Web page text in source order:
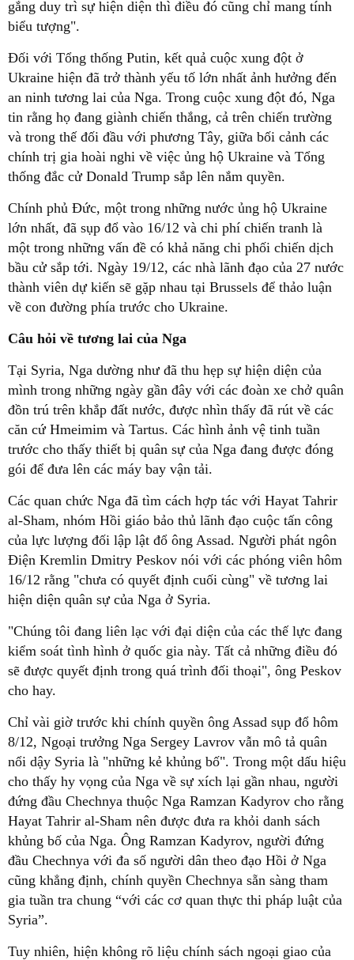
gắng duy trì sự hiện diện thì điều đó cũng chỉ mang tính
biểu tượng".
Đối với Tổng thống Putin, kết quả cuộc xung đột ở
Ukraine hiện đã trở thành yếu tố lớn nhất ảnh hưởng đến
an ninh tương lai của Nga. Trong cuộc xung đột đó, Nga
tin rằng họ đang giành chiến thắng, cả trên chiến trường
và trong thế đối đầu với phương Tây, giữa bối cảnh các
chính trị gia hoài nghi về việc ủng hộ Ukraine và Tổng
thống đắc cử Donald Trump sắp lên nắm quyền.
Chính phủ Đức, một trong những nước ủng hộ Ukraine
lớn nhất, đã sụp đổ vào 16/12 và chi phí chiến tranh là
một trong những vấn đề có khả năng chi phối chiến dịch
bầu cử sắp tới. Ngày 19/12, các nhà lãnh đạo của 27 nước
thành viên dự kiến sẽ gặp nhau tại Brussels để thảo luận
về con đường phía trước cho Ukraine.
Câu hỏi về tương lai của Nga
Tại Syria, Nga dường như đã thu hẹp sự hiện diện của
mình trong những ngày gần đây với các đoàn xe chở quân
đồn trú trên khắp đất nước, được nhìn thấy đã rút về các
căn cứ Hmeimim và Tartus. Các hình ảnh vệ tinh tuần
trước cho thấy thiết bị quân sự của Nga đang được đóng
gói để đưa lên các máy bay vận tải.
Các quan chức Nga đã tìm cách hợp tác với Hayat Tahrir
al-Sham, nhóm Hồi giáo bảo thủ lãnh đạo cuộc tấn công
của lực lượng đối lập lật đổ ông Assad. Người phát ngôn
Điện Kremlin Dmitry Peskov nói với các phóng viên hôm
16/12 rằng "chưa có quyết định cuối cùng" về tương lai
hiện diện quân sự của Nga ở Syria.
"Chúng tôi đang liên lạc với đại diện của các thế lực đang
kiểm soát tình hình ở quốc gia này. Tất cả những điều đó
sẽ được quyết định trong quá trình đối thoại", ông Peskov
cho hay.
Chỉ vài giờ trước khi chính quyền ông Assad sụp đổ hôm
8/12, Ngoại trưởng Nga Sergey Lavrov vẫn mô tả quân
nổi dậy Syria là "những kẻ khủng bố". Trong một dấu hiệu
cho thấy hy vọng của Nga về sự xích lại gần nhau, người
đứng đầu Chechnya thuộc Nga Ramzan Kadyrov cho rằng
Hayat Tahrir al-Sham nên được đưa ra khỏi danh sách
khủng bố của Nga. Ông Ramzan Kadyrov, người đứng
đầu Chechnya với đa số người dân theo đạo Hồi ở Nga
cũng khẳng định, chính quyền Chechnya sẵn sàng tham
gia tuần tra chung “với các cơ quan thực thi pháp luật của
Syria”.
Tuy nhiên, hiện không rõ liệu chính sách ngoại giao của